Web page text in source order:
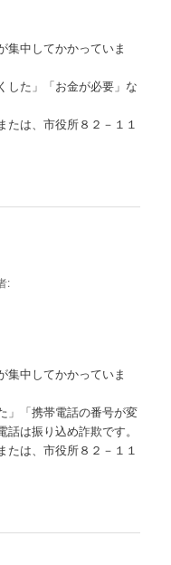
集中してかかっていま
した」「お金が必要」な
たは、市役所８２－１１
:
集中してかかっていま
」「携帯電話の番号が変
は振り込め詐欺です。
たは、市役所８２－１１